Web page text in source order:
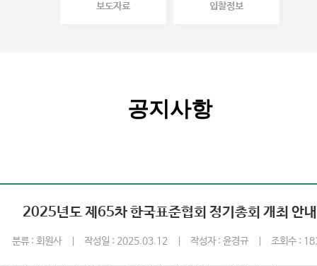
보도자료 입찰정보
공지사항
2025년도 제65차 한국표준협회 정기총회 개최 안내
분류 : 회원사 작성일 : 2025.03.12 작성자 : 윤경규 조회수 :